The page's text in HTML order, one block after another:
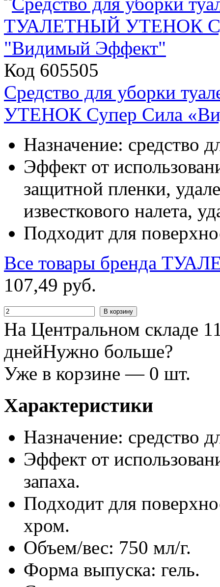
Код 605505
Средство для уборки
УТЕНОК Супер Сила
Назначение: средство
Эффект от
защитной пленки,
известкового налета,
Подходит для
Все товары бренда
107,49 руб.
В корзину
На Центральном складе
днейНужно больше?
Уже в корзине — 0 шт.
Характеристики
Назначение: средство
Эффект от
запаха.
Подходит для
хром.
Объем/вес: 750 мл/г.
Форма выпуска: гель.